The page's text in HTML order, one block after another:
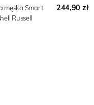
męska Smart
Russell
244,90 zł